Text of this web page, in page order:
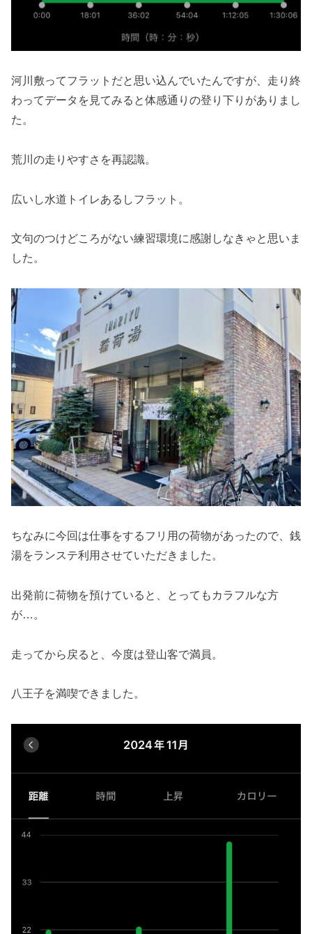
河川敷ってフラットだと思い込んでいたんですが、走り終
わってデータを見てみると体感通りの登り下りがありまし
た。
荒川の走りやすさを再認識。
広いし水道トイレあるしフラット。
文句のつけどころがない練習環境に感謝しなきゃと思いま
した。
ちなみに今回は仕事をするフリ用の荷物があったので、銭
湯をランステ利用させていただきました。
出発前に荷物を預けていると、とってもカラフルな方
が…。
走ってから戻ると、今度は登山客で満員。
八王子を満喫できました。